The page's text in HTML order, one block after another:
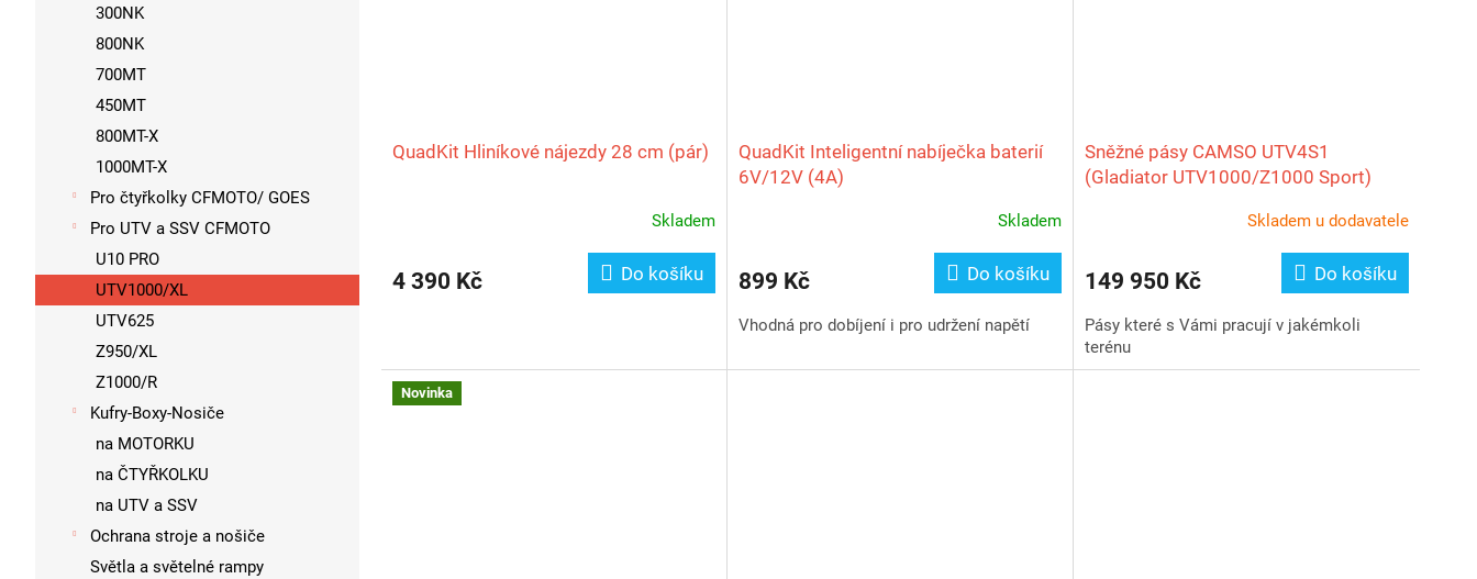
300NK
800NK
700MT
450MT
800MT-X
1000MT-X
Pro čtyřkolky CFMOTO/ GOES
Pro UTV a SSV CFMOTO
U10 PRO
UTV1000/XL
UTV625
Z950/XL
Z1000/R
Kufry-Boxy-Nosiče
na MOTORKU
na ČTYŘKOLKU
na UTV a SSV
Ochrana stroje a nošiče
Světla a světelné rampy
QuadKit Hliníkové nájezdy 28 cm (pár)
Skladem
4 390 Kč Do košíku
QuadKit Inteligentní nabíječka baterií
6V/12V (4A)
Skladem
899 Kč Do košíku
Vhodná pro dobíjení i pro udržení napětí
Sněžné pásy CAMSO UTV4S1
(Gladiator UTV1000/Z1000 Sport)
Skladem u dodavatele
149 950 Kč Do košíku
Pásy které s Vámi pracují v jakémkoli
terénu
Novinka